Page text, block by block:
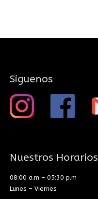
Siguenos
Nuestros Horarios
08:00 a.m – 05:30 p.m
Lunes – Viernes